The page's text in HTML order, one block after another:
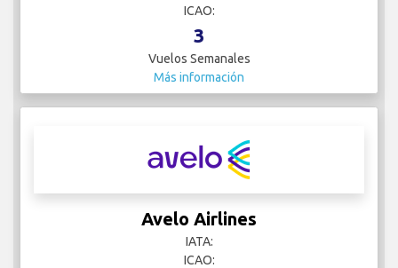
ICAO:
3
Vuelos Semanales
Más información
Avelo Airlines
IATA:
ICAO: